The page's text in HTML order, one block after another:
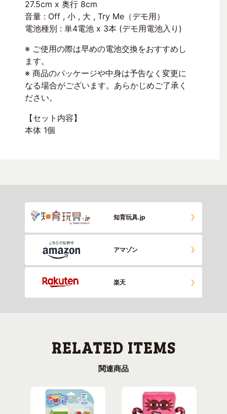
27.5cm x 奥行 8cm
音量 : Off , 小 , 大 , Try Me（デモ用）
電池種別 : 単4電池 x 3本 (デモ用電池入り)
※ ご使用の際は早めの電池交換をおすすめし
ます。
※ 商品のパッケージや中身は予告なく変更に
なる場合がございます。あらかじめご了承く
ださい。
【セット内容】
本体 1個
知育玩具.jp
アマゾン
楽天
関連商品